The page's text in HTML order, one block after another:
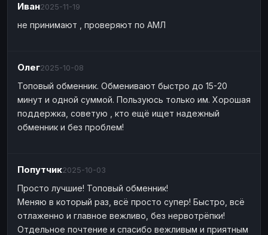
Иван2025-11-19
не принимают , проверяют по АМЛ
Олег2025-10-08
Топовый обменник. Обменивают быстро до 15-20
минут и одной суммой. Пользуюсь только им. Хорошая
поддержка, советую , кто ещё ищет надежный
обменник и без проблем!
Попутчик2025-10-03
Просто лучшие! Топовый обменник!
Меняю в который раз, всё просто супер! Быстро, всё
отлаженно и главное вежливо, без нервотрёпки!
Отдельное почтение и спасибо вежливым и приятным